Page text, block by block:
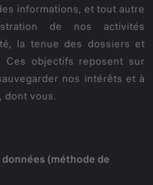
informations, et tout autre
de nos activités
la tenue des dossiers et
Ces objectifs reposent sur
nos intérêts et à
dont vous.
(méthode de